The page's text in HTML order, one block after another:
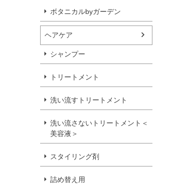
ボタニカルbyガーデン
ヘアケア
シャンプー
トリートメント
洗い流すトリートメント
洗い流さないトリートメント＜
美容液＞
スタイリング剤
詰め替え用